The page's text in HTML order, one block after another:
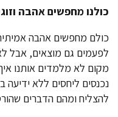
כולנו מחפשים אהבה
כולם מחפשים אהבה
לפעמים גם מוצאים, אבל
מקום לא מלמדים אותנו
נכנסים ליחסים ללא
להצליח ומהם הדברים